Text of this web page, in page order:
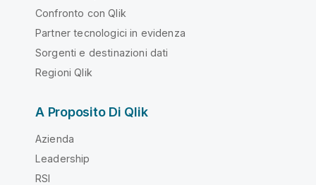
Confronto con Qlik
Partner tecnologici in evidenza
Sorgenti e destinazioni dati
Regioni Qlik
A Proposito Di Qlik
Azienda
Leadership
RSI